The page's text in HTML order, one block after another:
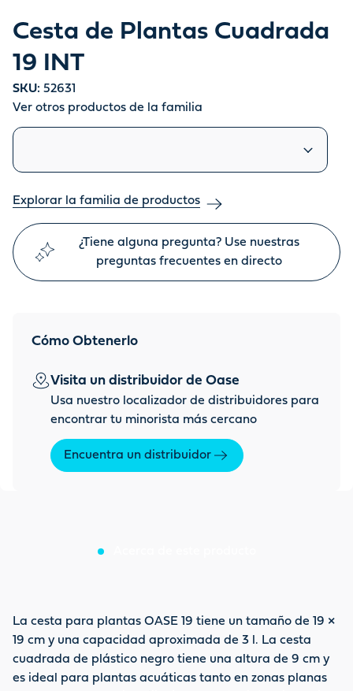
Cesta de Plantas Cuadrada
19 INT
SKU: 52631
Ver otros productos de la familia
Productos similares
Explorar la familia de productos
¿Tiene alguna pregunta? Use nuestras
preguntas frecuentes en directo
Cómo Obtenerlo
Visita un distribuidor de Oase
Usa nuestro localizador de distribuidores para
encontrar tu minorista más cercano
Encuentra un distribuidor
La cesta para plantas OASE 19 tiene un tamaño de 19 ×
19 cm y una capacidad aproximada de 3 l. La cesta
cuadrada de plástico negro tiene una altura de 9 cm y
es ideal para plantas acuáticas tanto en zonas planas